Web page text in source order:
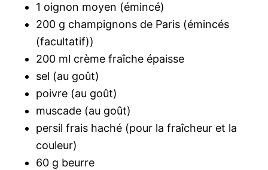
1 oignon moyen (émincé)
200 g champignons de Paris (émincés
(facultatif))
200 ml crème fraîche épaisse
sel (au goût)
poivre (au goût)
muscade (au goût)
persil frais haché (pour la fraîcheur et la
couleur)
60 g beurre